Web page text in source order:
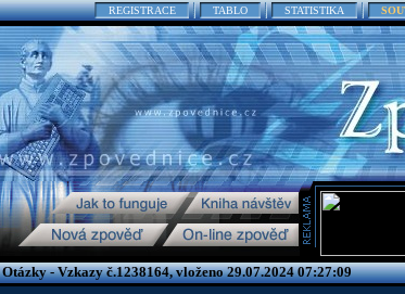
REGISTRACE TABLO STATISTIKA
Otázky - Vzkazy č.1238164, vloženo 29.07.2024 07:27:09